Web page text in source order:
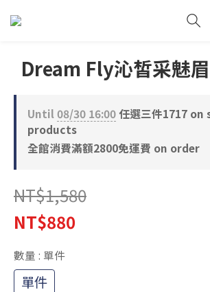
Dream Fly沁皙采魅
Until 08/30 16:00任選三件1717 on
products
全館消費滿額2800免運費 on order
NT$1,580
NT$880
數量 : 單件
單件